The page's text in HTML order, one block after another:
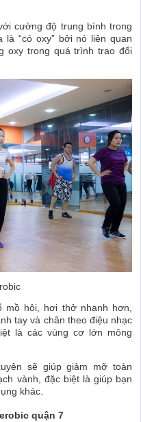
cường độ trung bình trong
là “có oxy” bởi nó liên quan
oxy trong quá trình trao đổi
mồ hôi, hơi thở nhanh hơn,
tay và chân theo điệu nhạc
là các vùng cơ lớn mông
sẽ giúp giảm mỡ toàn
vành, đặc biệt là giúp bạn
khác.
quận 7